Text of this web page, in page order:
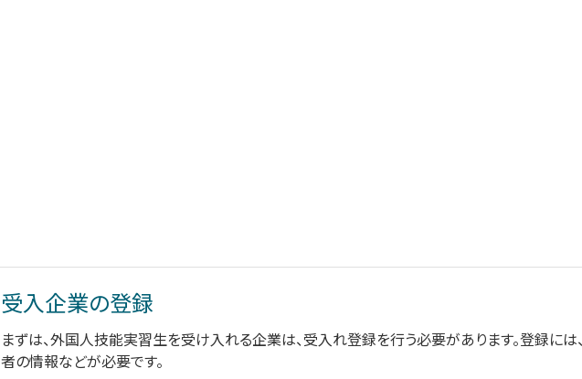
受入企業の登録
まずは、外国人技能実習生を受け入れる企業は、受入れ登録を行う必要があります。登録に
者の情報などが必要です。